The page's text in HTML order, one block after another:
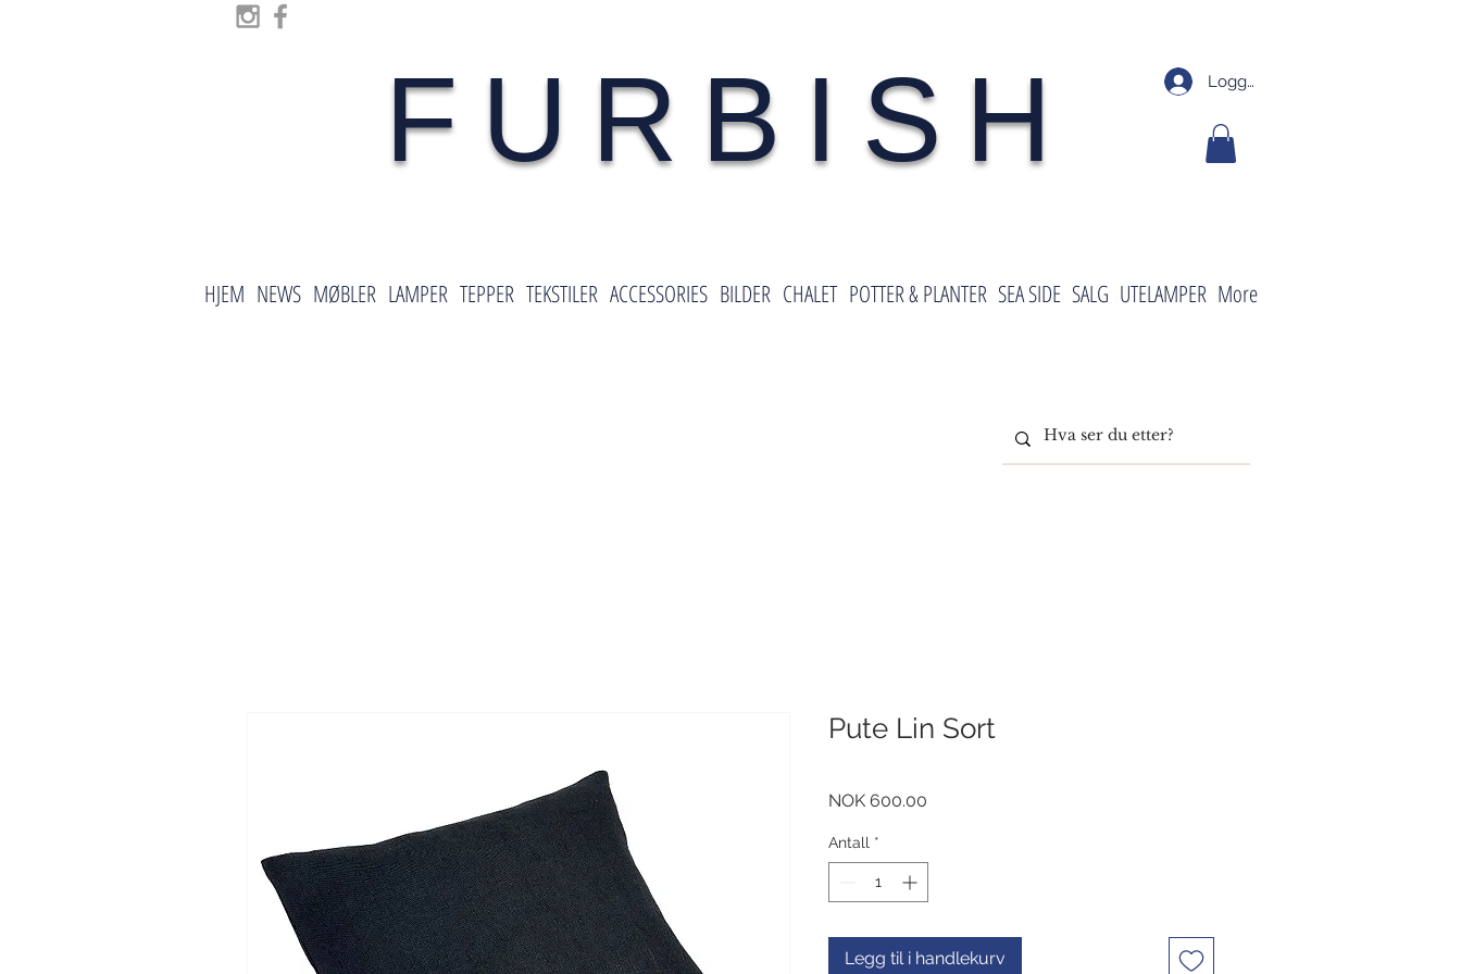
FURBISH Logg inn
HJEM NEWS MØBLER LAMPER TEPPER TEKSTILER ACCESSORIES BILDER CHALET POTTER & PLANTER SEA SIDE SALG UTELAMPER More
Pute Lin Sort
NOK 600.00
Antall *
Legg til i handlekurv